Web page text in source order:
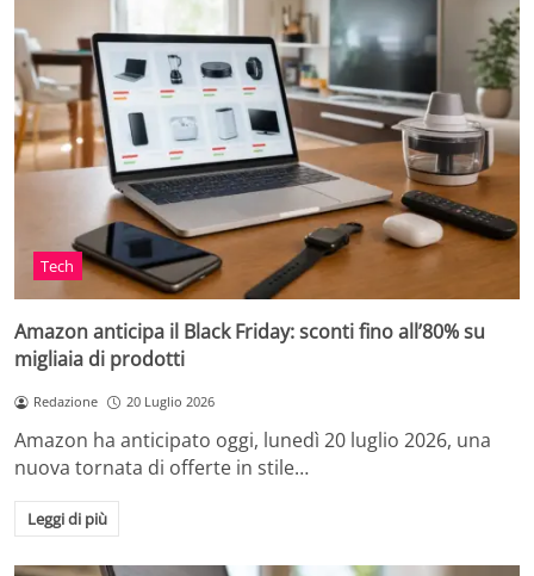
Tech
Amazon anticipa il Black Friday: sconti fino all’80% su
migliaia di prodotti
Redazione 20 Luglio 2026
Amazon ha anticipato oggi, lunedì 20 luglio 2026, una
nuova tornata di offerte in stile…
Leggi di più